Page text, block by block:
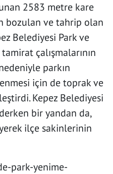
2583 metre kare
bozulan ve tahrip olan
Belediyesi Park ve
çalışmalarının
parkın
için de toprak ve
Kepez Belediyesi
bir yandan da,
ilçe sakinlerinin